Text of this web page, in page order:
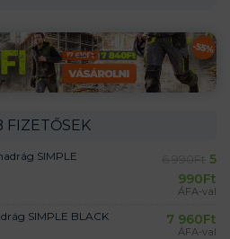
FIZETŐSEK
SIMPLE
5
990Ft
ÁFA-val
SIMPLE BLACK 7 960Ft
ÁFA-val